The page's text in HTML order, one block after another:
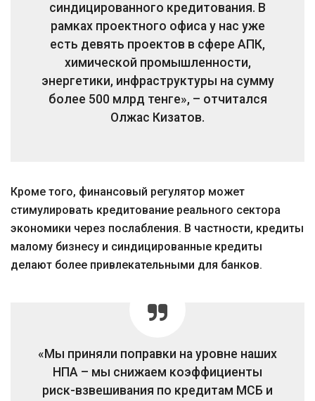
синдицированного кредитования. В
рамках проектного офиса у нас уже
есть девять проектов в сфере АПК,
химической промышленности,
энергетики, инфраструктуры на сумму
более 500 млрд тенге», – отчитался
Олжас Кизатов.
Кроме того, финансовый регулятор может
стимулировать кредитование реального сектора
экономики через послабления. В частности, кредиты
малому бизнесу и синдицированные кредиты
делают более привлекательными для банков.
«Мы приняли поправки на уровне наших
НПА – мы снижаем коэффициенты
риск-взвешивания по кредитам МСБ и